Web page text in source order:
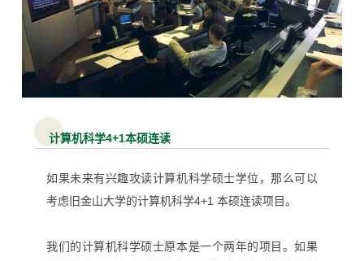
计算机科学4+1本硕连读
如果未来有兴趣攻读计算机科学硕士学位，那么可以
考虑旧金山大学的计算机科学4+1 本硕连读项目。
我们的计算机科学硕士原本是一个两年的项目。如果